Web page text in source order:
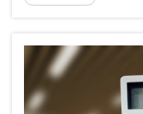
qu’elle soit
à des espaces
dimensions ne se...